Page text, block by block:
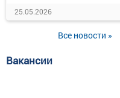
25.05.2026
Все новости »
Вакансии